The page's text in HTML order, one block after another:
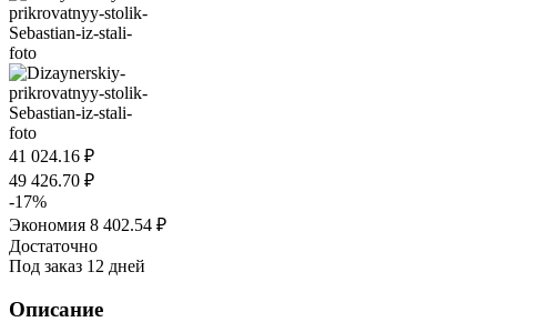
41 024.16 ₽
49 426.70 ₽
-17%
Экономия 8 402.54 ₽
Достаточно
Под заказ 12 дней
Описание